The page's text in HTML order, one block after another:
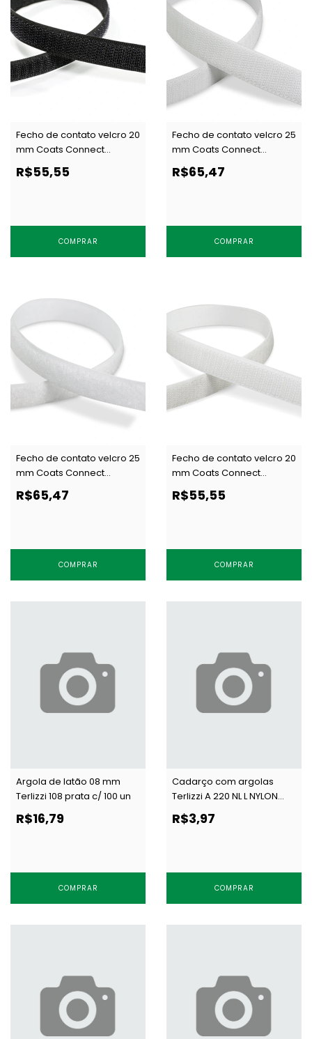
Fecho de contato velcro 20
mm Coats Connect
ARGOLA preto c/ 25 m
R$55,55
COMPRAR
Fecho de contato velcro 25
mm Coats Connect
GANCHO branco c/ 25 m
R$65,47
COMPRAR
Fecho de contato velcro 25
mm Coats Connect
ARGOLA branco c/ 25 m
R$65,47
COMPRAR
Fecho de contato velcro 20
mm Coats Connect
GANCHO branco c/ 25 m
R$55,55
COMPRAR
Argola de latão 08 mm
Terlizzi 108 prata c/ 100 un
R$16,79
COMPRAR
Cadarço com argolas
Terlizzi A 220 NL L NYLON
branco/bc por metro
R$3,97
COMPRAR